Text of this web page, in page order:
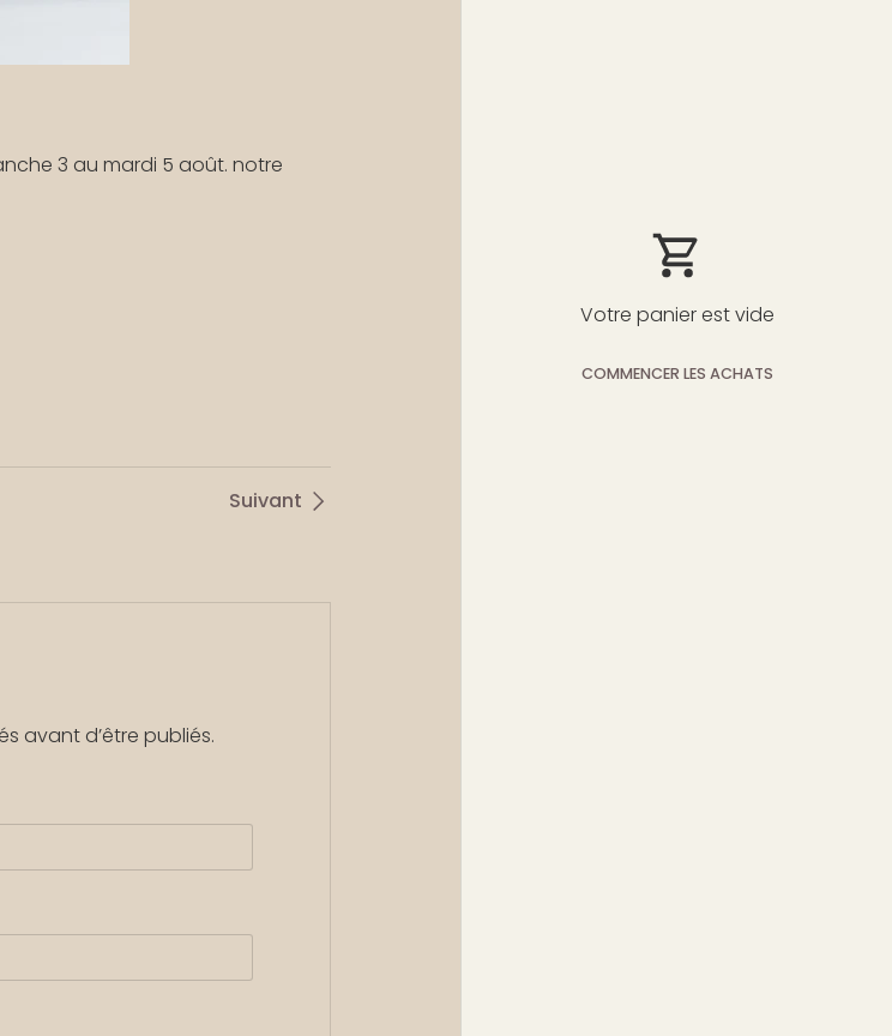
3 au mardi 5 août. notre
Suivant
avant d’être publiés.
Votre panier est vide
COMMENCER LES ACHATS